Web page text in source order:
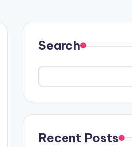
Search
Recent Posts